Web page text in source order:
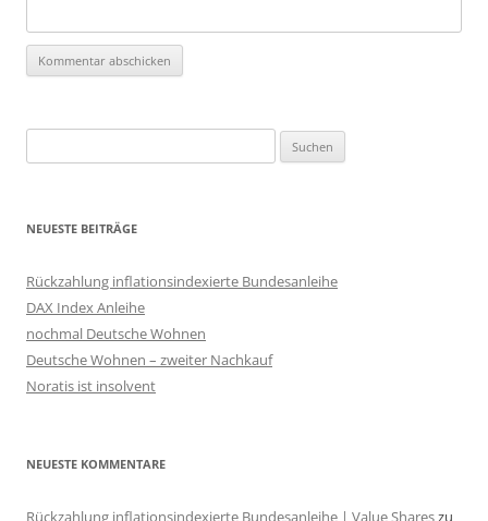
nach:
NEUESTE BEITRÄGE
Rückzahlung inflationsindexierte Bundesanleihe
DAX Index Anleihe
nochmal Deutsche Wohnen
Deutsche Wohnen – zweiter Nachkauf
Noratis ist insolvent
NEUESTE KOMMENTARE
Rückzahlung inflationsindexierte Bundesanleihe | Value Shareszu